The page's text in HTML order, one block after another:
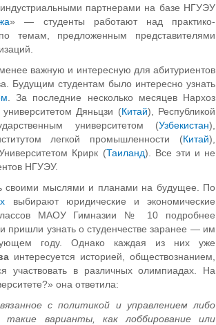
партнерами на базе НГУЭУ
» — студенты работают над практико-
темам, предложенным представителями
важную и интересную для абитуриентов
Будущим студентам было интересно узнать
. За последние несколько месяцев Нархоз
Дяньцзи (Китай), Республикой
университетом (Узбекистан),
легкой промышленности (Китай),
Крирк (Таиланд). Все эти и не
НГУЭУ.
своими мыслями и планами на будущее. По
выбирают юридические и экономические
МАОУ Гимназии № 10 подробнее
пришли узнать о студенчестве заранее — им
году. Однако каждая из них уже
интересуется историей, обществознанием,
участвовать в различных олимпиадах. На
она ответила:
с политикой и управлением либо
варианты, как лоббирование или